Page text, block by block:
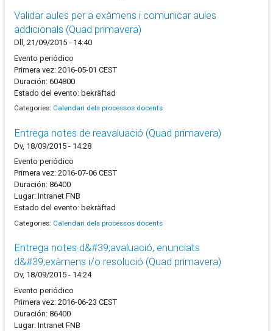
Validar aules per a exàmens i comunicar aules
addicionals (Quad primavera)
Dll, 21/09/2015 - 14:40
Evento periódico
Primera vez: 2016-05-01 CEST
Duración: 604800
Estado del evento: bekräftad
Categories: Calendari dels processos docents
Entrega notes de reavaluació (Quad primavera)
Dv, 18/09/2015 - 14:28
Evento periódico
Primera vez: 2016-07-06 CEST
Duración: 86400
Lugar: Intranet FNB
Estado del evento: bekräftad
Categories: Calendari dels processos docents
Entrega notes d&#39;avaluació, enunciats
d&#39;exàmens i/o resolució (Quad primavera)
Dv, 18/09/2015 - 14:24
Evento periódico
Primera vez: 2016-06-23 CEST
Duración: 86400
Lugar: Intranet FNB